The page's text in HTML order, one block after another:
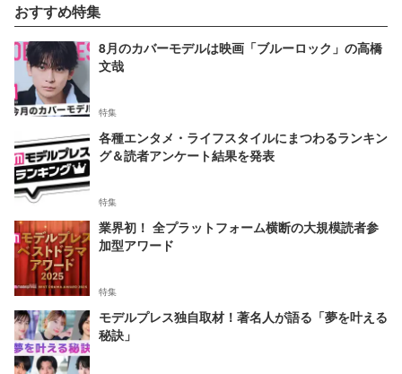
おすすめ特集
8月のカバーモデルは映画「ブルーロック」の高橋
文哉
特集
各種エンタメ・ライフスタイルにまつわるランキン
グ＆読者アンケート結果を発表
特集
業界初！ 全プラットフォーム横断の大規模読者参
加型アワード
特集
モデルプレス独自取材！著名人が語る「夢を叶える
秘訣」